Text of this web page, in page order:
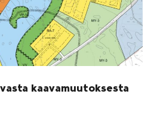
kaavamuutoksesta